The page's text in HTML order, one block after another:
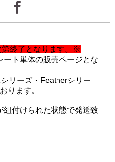
終了となります。※
ート単体の販売ページとな
リーズ・Featherシリー
ります。
組付けられた状態で発送致